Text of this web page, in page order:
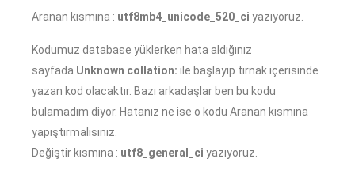
Aranan kısmına : utf8mb4_unicode_520_ci yazıyoruz.
Kodumuz database yüklerken hata aldığınız
sayfada Unknown collation: ile başlayıp tırnak içerisinde
yazan kod olacaktır. Bazı arkadaşlar ben bu kodu
bulamadım diyor. Hatanız ne ise o kodu Aranan kısmına
yapıştırmalısınız.
Değiştir kısmına : utf8_general_ci yazıyoruz.